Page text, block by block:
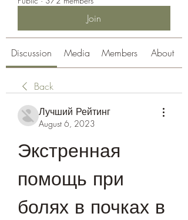
Join
Discussion Media Members About
Back
Лучший Рейтинг
August 6, 2023
Экстренная
помощь при
болях в почках в